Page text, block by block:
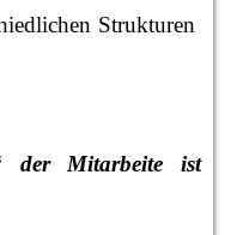
Strukturen
der Mitarbeite ist